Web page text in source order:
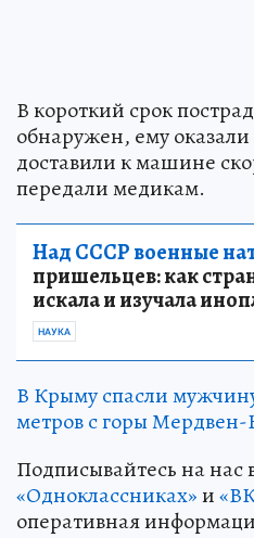
В короткий срок
обнаружен, ему
доставили к машине
передали медикам.
Над СССР военные
пришельцев: как
искала и изучала
НАУКА
В Крыму спасли
метров с горы
Подписывайтесь на нас
«Одноклассниках»и
оперативная